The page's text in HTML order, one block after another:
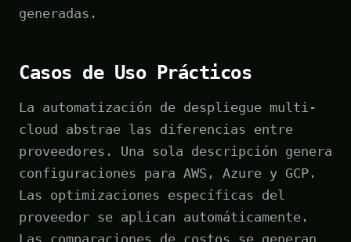
generadas.
Casos de Uso Prácticos
La automatización de despliegue multi-
cloud abstrae las diferencias entre
proveedores. Una sola descripción genera
configuraciones para AWS, Azure y GCP.
Las optimizaciones específicas del
proveedor se aplican automáticamente.
Las comparaciones de costos se generan